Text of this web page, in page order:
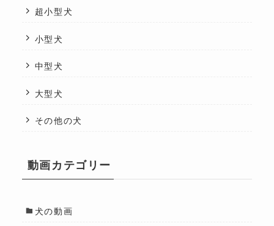
超小型犬
小型犬
中型犬
大型犬
その他の犬
動画カテゴリー
犬の動画